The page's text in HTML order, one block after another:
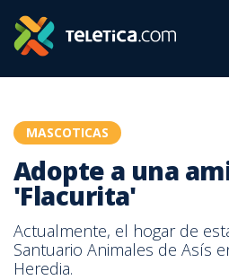
MASCOTICAS
Adopte a una
'Flacurita'
Actualmente, el hogar de
Santuario Animales de Asís
Heredia.